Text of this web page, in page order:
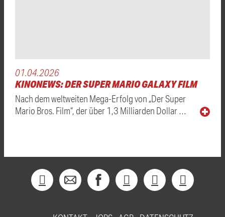
01.04.2026
KINONEWS: DER SUPER MARIO GALAXY FILM
Nach dem weltweiten Mega-Erfolg von „Der Super
Mario Bros. Film“, der über 1,3 Milliarden Dollar …